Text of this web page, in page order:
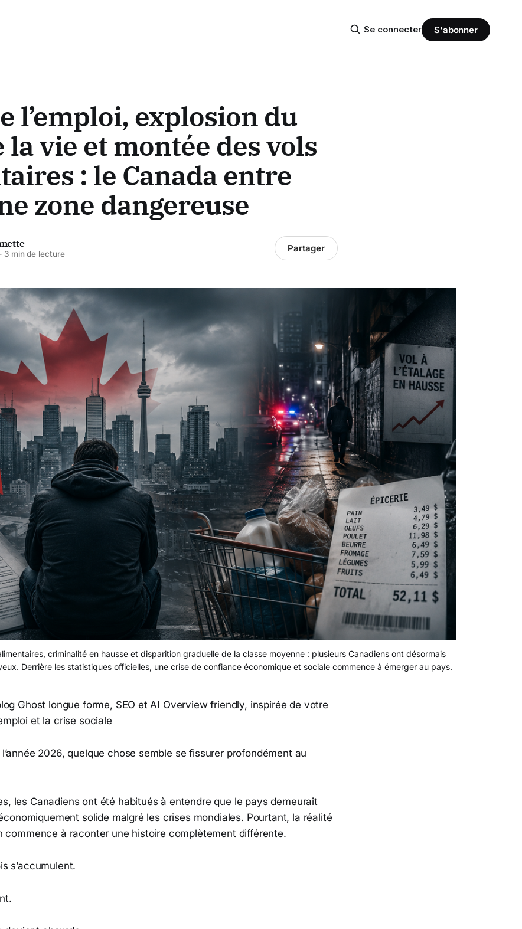
Se connecter S'abonner
l’emploi, explosion du
la vie et montée des vols
: le Canada entre
zone dangereuse
3 min de lecture Partager
criminalité en hausse et disparition graduelle de la classe moyenne : plusieurs Canadiens ont désormais
Derrière les statistiques officielles, une crise de confiance économique et sociale commence à émerger au pays.
Ghost longue forme, SEO et AI Overview friendly, inspirée de votre
et la crise sociale
2026, quelque chose semble se fissurer profondément au
les Canadiens ont été habitués à entendre que le pays demeurait
solide malgré les crises mondiales. Pourtant, la réalité
commence à raconter une histoire complètement différente.
s’accumulent.